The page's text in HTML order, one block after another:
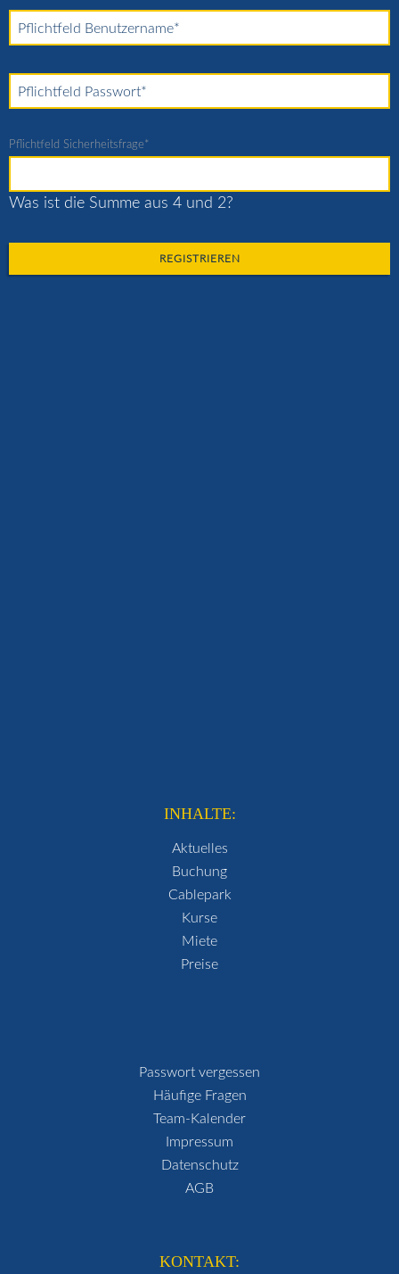
Pflichtfeld Benutzername*
Pflichtfeld Passwort*
Pflichtfeld Sicherheitsfrage*
Was ist die Summe aus 4 und 2?
REGISTRIEREN
INHALTE:
Aktuelles
Buchung
Cablepark
Kurse
Miete
Preise
Passwort vergessen
Häufige Fragen
Team-Kalender
Impressum
Datenschutz
AGB
KONTAKT: